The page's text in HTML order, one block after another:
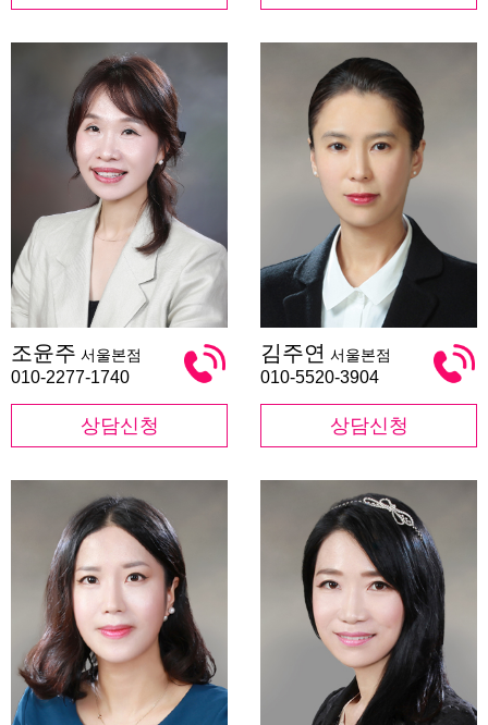
윤
주
조윤주 서울본점
010-2277-1740
상담신청
주
연
김주연 서울본점
010-5520-3904
상담신청